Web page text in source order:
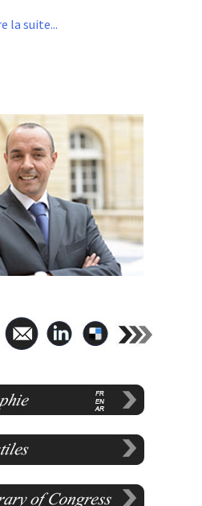
la suite...